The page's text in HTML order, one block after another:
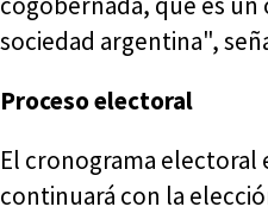
sociedad argentina",
Proceso electoral
El cronograma electoral
continuará con la